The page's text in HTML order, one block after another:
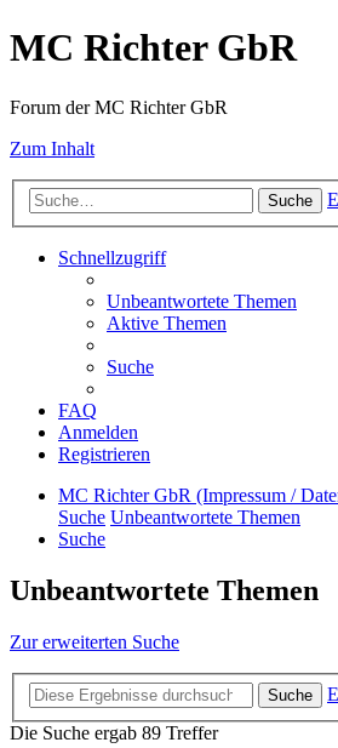
MC Richter GbR
Forum der MC Richter GbR
Zum Inhalt
Suche
Schnellzugriff
Unbeantwortete Themen
Aktive Themen
Suche
FAQ
Anmelden
Registrieren
MC Richter GbR (Impressum /
Suche Unbeantwortete Themen
Suche
Unbeantwortete Themen
Zur erweiterten Suche
Suche
Die Suche ergab 89 Treffer